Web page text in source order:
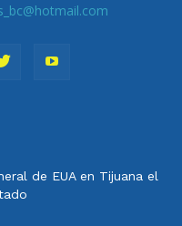
de EUA en Tijuana el